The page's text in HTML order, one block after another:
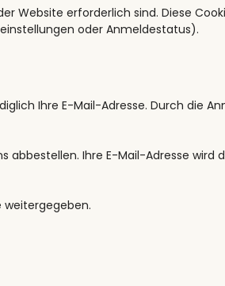
Website erforderlich sind. Diese
oder Anmeldestatus).
Ihre E-Mail-Adresse. Durch die
abbestellen. Ihre E-Mail-Adresse
weitergegeben.